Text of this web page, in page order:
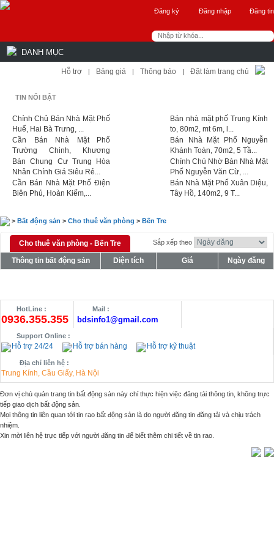
Đăng ký Đăng nhập Đăng tin
DANH MỤC
Hỗ trợ | Bảng giá | Thông báo | Đặt làm trang chủ
TIN NỔI BẬT
Chính Chủ Bán Nhà Mặt Phố
Huế, Hai Bà Trưng, ...
Cần Bán Nhà Mặt Phố
Trường Chinh, Khương
Trun...
Bán Chung Cư Trung Hòa
Nhân Chính Giá Siêu Rẻ...
Cần Bán Nhà Mặt Phố Điện
Biên Phủ, Hoàn Kiếm,...
Bán nhà mặt phố Trung Kính
to, 80m2, mt 6m, l...
Bán Nhà Mặt Phố Nguyễn
Khánh Toàn, 70m2, 5 Tầ...
Chính Chủ Nhờ Bán Nhà Mặt
Phố Nguyễn Văn Cừ, ...
Bán Nhà Mặt Phố Xuân Diệu,
Tây Hồ, 140m2, 9 T...
> Bất động sản > Cho thuê văn phòng > Bến Tre
Cho thuê văn phòng - Bến Tre Sắp xếp theo
Thông tin bất động sản Diện tích Giá Ngày đăng
HotLine :
0936.355.355
Mail :
bdsinfo1@gmail.com
Support Online :
Hỗ trợ 24/24 Hỗ trợ bán hàng Hỗ trợ kỹ thuật
Địa chỉ liên hệ :
Trung Kính, Cầu Giấy, Hà Nội
Đơn vị chủ quản trang tin bất động sản này chỉ thực hiện việc đăng tải thông tin, không trực
tiếp giao dịch bất động sản.
Mọi thông tin liên quan tới tin rao bất động sản là do người đăng tin đăng tải và chịu trách
nhiệm.
Xin mời liên hệ trực tiếp với người đăng tin để biết thêm chi tiết về tin rao.